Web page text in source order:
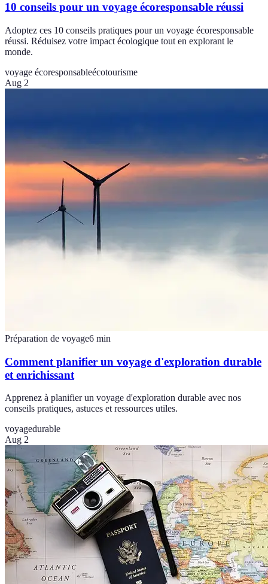
10 conseils pour un voyage écoresponsable réussi
Adoptez ces 10 conseils pratiques pour un voyage écoresponsable
réussi. Réduisez votre impact écologique tout en explorant le
monde.
voyage écoresponsableécotourisme
Aug 2
Préparation de voyage6 min
Comment planifier un voyage d'exploration durable
et enrichissant
Apprenez à planifier un voyage d'exploration durable avec nos
conseils pratiques, astuces et ressources utiles.
voyagedurable
Aug 2